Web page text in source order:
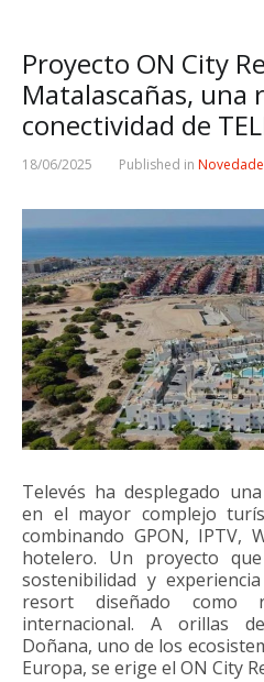
Proyecto ON City
Matalascañas, una
conectividad de
18/06/2025 Published in
Televés ha desplegado
en el mayor complejo
combinando GPON, IPTV,
hotelero. Un proyecto
sostenibilidad y
resort diseñado como
internacional. A orillas
Doñana, uno de los
Europa, se erige el ON City